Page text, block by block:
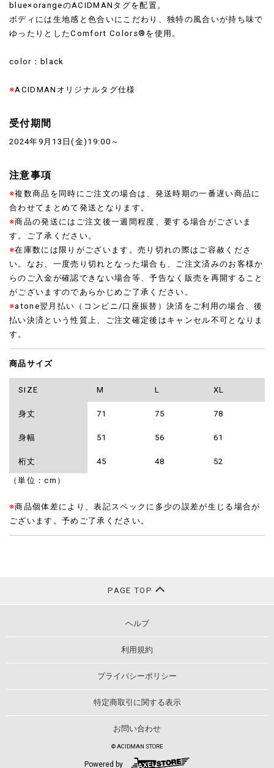
blue×orangeのACIDMANタグを配置。
ボディには生地感と色合いにこだわり、独特の風合いが持ち味で
ゆったりとしたComfort Colors®を使用。
color：black
※ACIDMANオリジナルタグ仕様
受付期間
2024年9月13日(金)19:00～
注意事項
※複数商品を同時にご注文の場合は、発送時期の一番遅い商品に
合わせてまとめて発送となります。
※商品の発送にはご注文後一週間程度、要する場合がございま
す。ご了承ください。
※在庫数には限りがございます。売り切れの際はご容赦くださ
い。なお、一度売り切れとなった場合も、ご注文済みのお客様か
らのご入金が確認できない場合等、予告なく販売を再開すること
がございますのであらかじめご了承ください。
※atone翌月払い（コンビニ/口座振替）決済をご利用の場合、後
払い決済という性質上、ご注文確定後はキャンセル不可となりま
す。
商品サイズ
SIZE M L XL
身丈 71 75 78
身幅 51 56 61
桁丈 45 48 52
（単位：cm）
※商品個体差により、表記スペックに多少の誤差が生じる場合が
ございます。予めご了承ください。
PAGE TOP
ヘルプ
利用規約
プライバシーポリシー
特定商取引に関する表示
お問い合わせ
© ACIDMAN STORE
Powered by